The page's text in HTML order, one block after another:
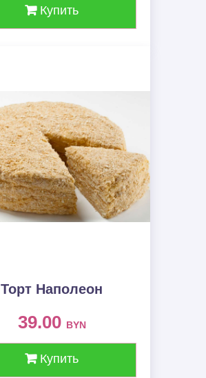
Купить
Торт Наполеон
39.00 BYN
Купить